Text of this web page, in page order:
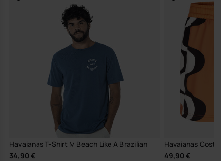
Havaianas T-Shirt M Beach Like A Brazilian
34,90 €
Havaianas
49,90 €